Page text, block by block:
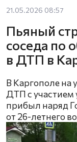
21.05.2026 08:57
Пьяный
соседа по
в ДТП в
В Каргополе на
ДТП с участием
прибыл наряд
от 26-летнего